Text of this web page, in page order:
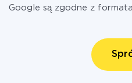
Google są zgodne z